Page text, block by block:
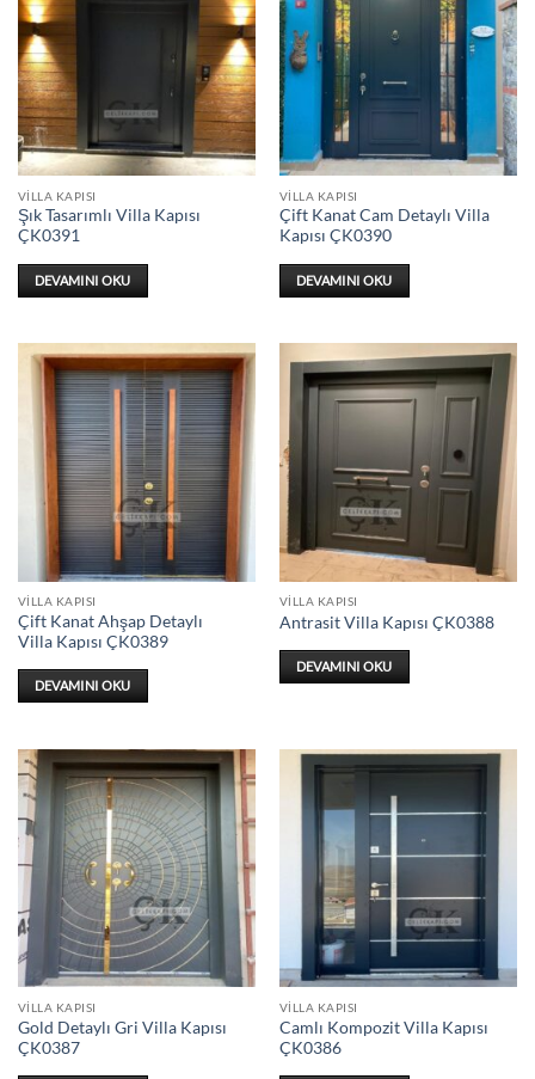
VILLA KAPISI
Şık Tasarımlı Villa Kapısı
ÇK0391
DEVAMINI OKU
VILLA KAPISI
Çift Kanat Cam Detaylı Villa
Kapısı ÇK0390
DEVAMINI OKU
VILLA KAPISI
Çift Kanat Ahşap Detaylı
Villa Kapısı ÇK0389
DEVAMINI OKU
VILLA KAPISI
Antrasit Villa Kapısı ÇK0388
DEVAMINI OKU
VILLA KAPISI
Gold Detaylı Gri Villa Kapısı
ÇK0387
VILLA KAPISI
Camlı Kompozit Villa Kapısı
ÇK0386